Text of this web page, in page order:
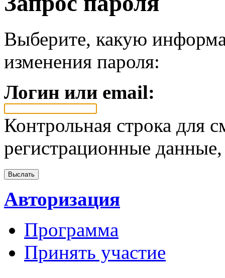
Выберите, какую
изменения пароля:
Логин или email:
Контрольная строка для
регистрационные
Авторизация
Программа
Принять участие